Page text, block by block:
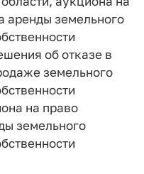
аренды земельного
об отказе в
земельного
на право
земельного